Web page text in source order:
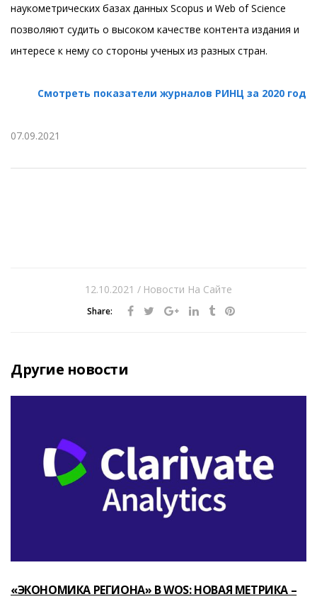
наукометрических базах данных Scopus и Web of Science
позволяют судить о высоком качестве контента издания и
интересе к нему со стороны ученых из разных стран.
Смотреть показатели журналов РИНЦ за 2020 год
07.09.2021
12.10.2021 Новости На Сайте
Share:
Другие новости
«ЭКОНОМИКА РЕГИОНА» В WOS: НОВАЯ МЕТРИКА –